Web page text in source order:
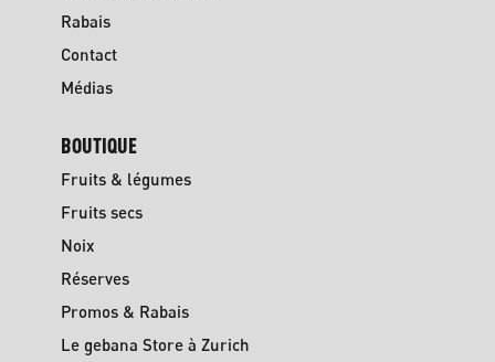
Rabais
Contact
Médias
BOUTIQUE
Fruits & légumes
Fruits secs
Noix
Réserves
Promos & Rabais
Le gebana Store à Zurich